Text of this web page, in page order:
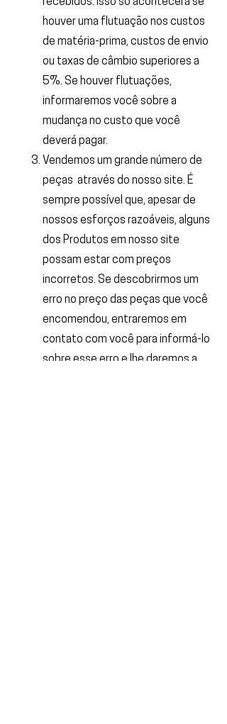
houver uma flutuação nos custos
de matéria-prima, custos de envio
ou taxas de câmbio superiores a
5%. Se houver flutuações,
informaremos você sobre a
mudança no custo que você
deverá pagar.
Vendemos um grande número de
peças através do nosso site. É
sempre possível que, apesar de
nossos esforços razoáveis, alguns
dos Produtos em nosso site
possam estar com preços
incorretos. Se descobrirmos um
erro no preço das peças que você
encomendou, entraremos em
contato com você para informá-lo
sobre esse erro e lhe daremos a